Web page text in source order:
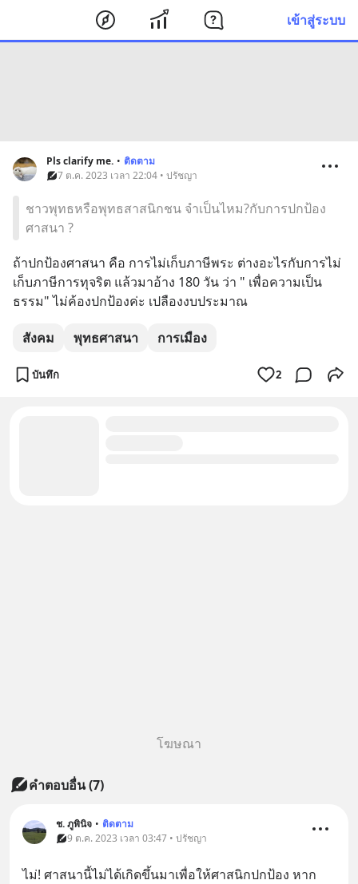
เข้าสู่ระบบ
Pls clarify me. • ติดตาม
7 ต.ค. 2023 เวลา 22:04 • ปรัชญา
ชาวพุทธหรือพุทธสาสนิกชน จำเป็นไหม?กับการปกป้อง
ศาสนา ?
ถ้าปกป้องศาสนา คือ การไม่เก็บภาษีพระ ต่างอะไรกับการไม่
เก็บภาษีการทุจริต แล้วมาอ้าง 180 วัน ว่า " เพื่อความเป็น
ธรรม" ไม่ค้องปกป้องค่ะ เปลืองงบประมาณ
สังคม พุทธศาสนา การเมือง
บันทึก 2
โฆษณา
คำตอบอื่น(7)
ช. ภูพินิจ • ติดตาม
9 ต.ค. 2023 เวลา 03:47 • ปรัชญา
ไม่! ศาสนานี้ไม่ได้เกิดขึ้นมาเพื่อให้ศาสนิกปกป้อง หาก